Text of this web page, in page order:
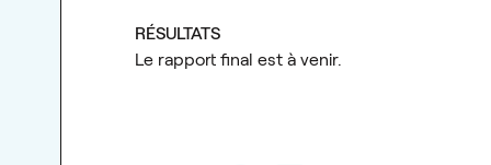
RÉSULTATS
Le rapport final est à venir.